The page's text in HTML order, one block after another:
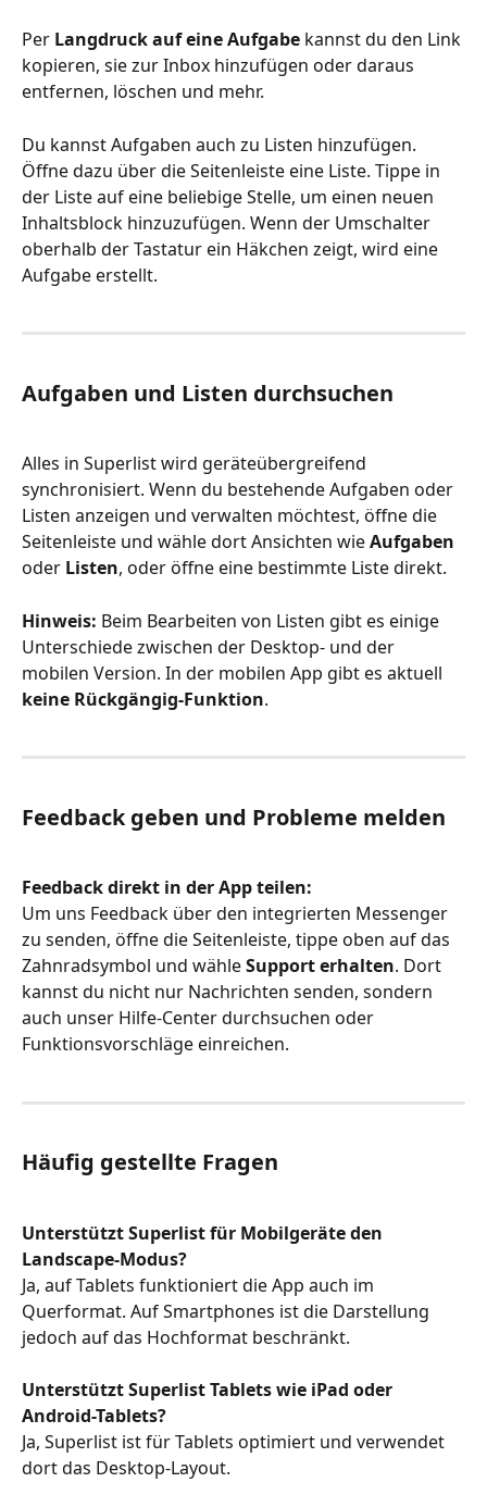
Per Langdruck auf eine Aufgabe kannst du den Link
kopieren, sie zur Inbox hinzufügen oder daraus
entfernen, löschen und mehr.
Du kannst Aufgaben auch zu Listen hinzufügen.
Öffne dazu über die Seitenleiste eine Liste. Tippe in
der Liste auf eine beliebige Stelle, um einen neuen
Inhaltsblock hinzuzufügen. Wenn der Umschalter
oberhalb der Tastatur ein Häkchen zeigt, wird eine
Aufgabe erstellt.
Aufgaben und Listen durchsuchen
Alles in Superlist wird geräteübergreifend
synchronisiert. Wenn du bestehende Aufgaben oder
Listen anzeigen und verwalten möchtest, öffne die
Seitenleiste und wähle dort Ansichten wie Aufgaben
oder Listen, oder öffne eine bestimmte Liste direkt.
Hinweis: Beim Bearbeiten von Listen gibt es einige
Unterschiede zwischen der Desktop- und der
mobilen Version. In der mobilen App gibt es aktuell
keine Rückgängig-Funktion.
Feedback geben und Probleme melden
Feedback direkt in der App teilen:
Um uns Feedback über den integrierten Messenger
zu senden, öffne die Seitenleiste, tippe oben auf das
Zahnradsymbol und wähle Support erhalten. Dort
kannst du nicht nur Nachrichten senden, sondern
auch unser Hilfe-Center durchsuchen oder
Funktionsvorschläge einreichen.
Häufig gestellte Fragen
Unterstützt Superlist für Mobilgeräte den
Landscape-Modus?
Ja, auf Tablets funktioniert die App auch im
Querformat. Auf Smartphones ist die Darstellung
jedoch auf das Hochformat beschränkt.
Unterstützt Superlist Tablets wie iPad oder
Android-Tablets?
Ja, Superlist ist für Tablets optimiert und verwendet
dort das Desktop-Layout.